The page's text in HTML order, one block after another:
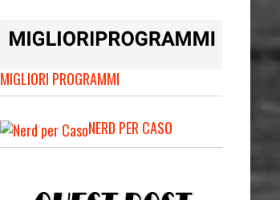
MIGLIORI PROGRAMMI
NERD PER CASO